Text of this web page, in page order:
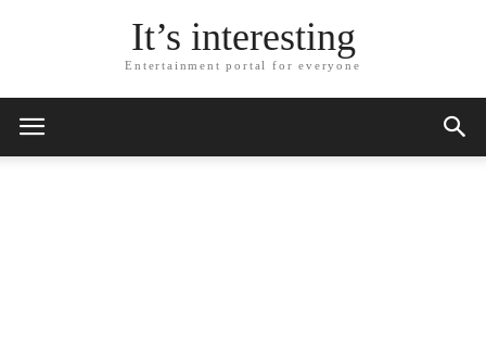
It’s interesting
Entertainment portal for everyone